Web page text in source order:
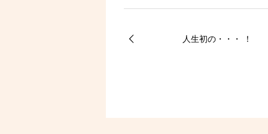
人生初の・・・ ！